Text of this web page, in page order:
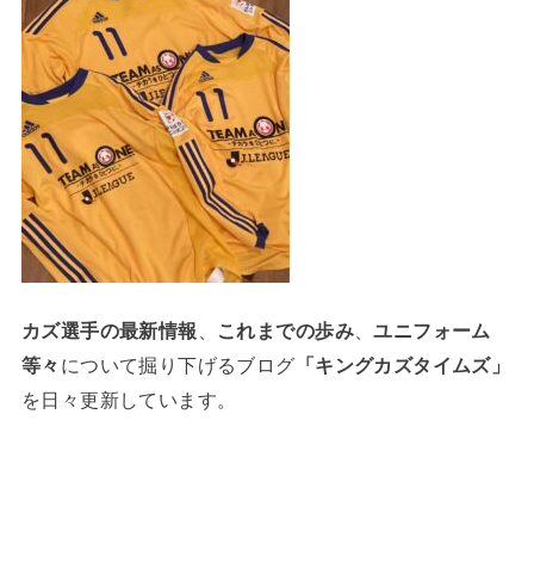
カズ選手の最新情報 これまでの歩み、ユニフォーム
等々 について掘り下げるブログ 「キングカズタイムズ」
を日々更新しています。